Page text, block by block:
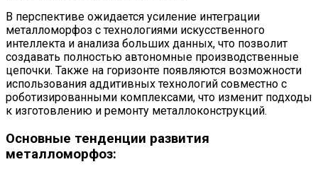
В перспективе ожидается усиление интеграции
металломорфоз с технологиями искусственного
интеллекта и анализа больших данных, что позволит
создавать полностью автономные производственные
цепочки. Также на горизонте появляются возможности
использования аддитивных технологий совместно с
роботизированными комплексами, что изменит подходы
к изготовлению и ремонту металлоконструкций.
Основные тенденции развития
металломорфоз: